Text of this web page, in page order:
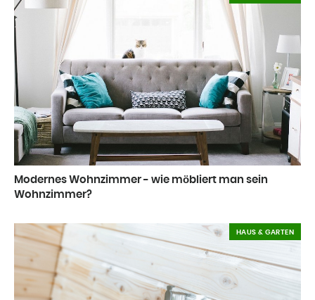
Modernes Wohnzimmer - wie möbliert man sein
Wohnzimmer?
HAUS & GARTEN